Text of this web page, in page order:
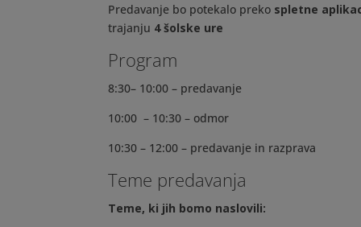
Predavanje bo potekalo preko spletne
trajanju 4 šolske ure
Program
8:30– 10:00 – predavanje
10:00 – 10:30 – odmor
10:30 – 12:00 – predavanje in razprava
Teme predavanja
Teme, ki jih bomo naslovili: